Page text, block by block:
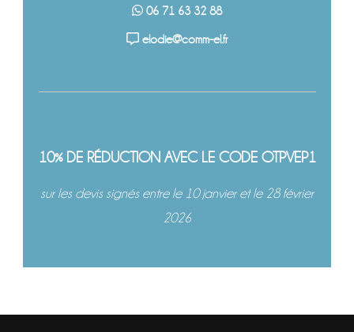
06 71 63 32 88
elodie@comm-el.fr
10% DE RÉDUCTION AVEC LE CODE OTPVEP1
sur les devis signés entre le 10 janvier et le 28 février
2026